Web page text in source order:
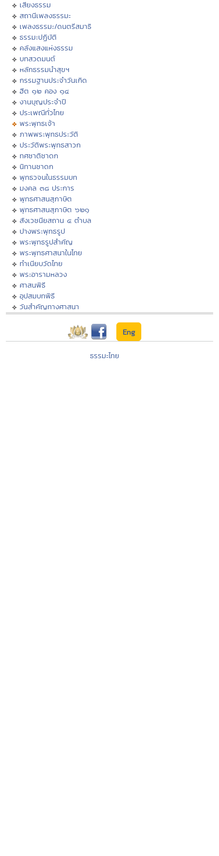
เสียงธรรม
สถานีเพลงธรรมะ
เพลงธรรมะ/ดนตรีสมาธิ
ธรรมะปฏิบัติ
คลังแสงแห่งธรรม
บทสวดมนต์
หลักธรรมนำสุขฯ
กรรมฐานประจำวันเกิด
ฮีต ๑๒ คอง ๑๔
งานบุญประจำปี
ประเพณีทั่วไทย
พระพุทธเจ้า
ภาพพระพุทธประวัติ
ประวัติพระพุทธสาวก
ทศชาติชาดก
นิทานชาดก
พุทธวจนในธรรมบท
มงคล ๓๘ ประการ
พุทธศาสนสุภาษิต
พุทธศาสนสุภาษิต ๖๒๑
สังเวชนียสถาน ๔ ตำบล
ปางพระพุทธรูป
พระพุทธรูปสำคัญ
พระพุทธศาสนาในไทย
ทำเนียบวัดไทย
พระอารามหลวง
ศาสนพิธี
อุปสมบทพิธี
วันสำคัญทางศาสนา
Eng
ธรรมะไทย